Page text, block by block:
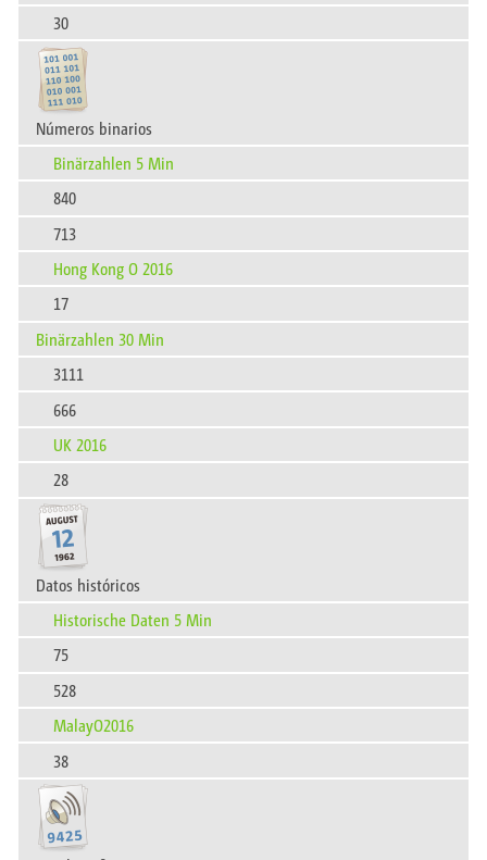
30
Números binarios
Binärzahlen 5 Min
840
713
Hong Kong O 2016
17
Binärzahlen 30 Min
3111
666
UK 2016
28
Datos históricos
Historische Daten 5 Min
75
528
MalayO2016
38